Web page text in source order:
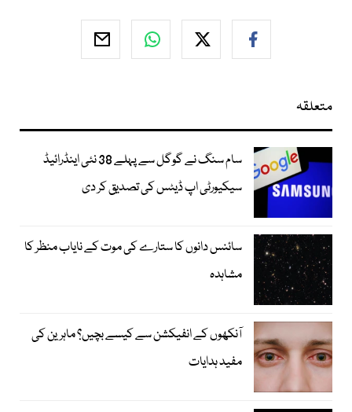
متعلقہ
سام سنگ نے گوگل سے پہلے 38 نئی اینڈرائیڈ
سیکیورٹی اپ ڈیٹس کی تصدیق کر دی
سائنس دانوں کا ستارے کی موت کے نایاب منظر کا
مشاہدہ
آنکھوں کے انفیکشن سے کیسے بچیں؟ ماہرین کی
مفید ہدایات